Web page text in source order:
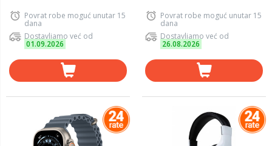
Povrat robe moguć unutar 15
dana
Dostavljamo već od
01.09.2026
Povrat robe moguć unutar 15
dana
Dostavljamo već od
26.08.2026